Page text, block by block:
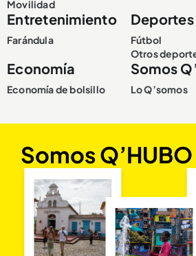
Movilidad
Entretenimiento
Farándula
Deportes
Fútbol
Otros
Economía
Economía de bolsillo
Somos
Lo Q’somos
Somos Q’HUBO